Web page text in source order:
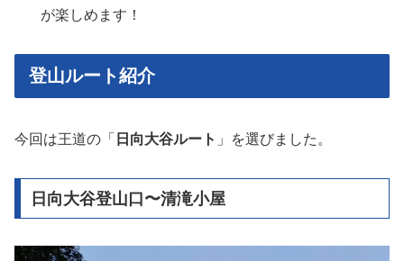
が楽しめます！
登山ルート紹介
今回は王道の「 日向大谷ルート 」を選びました。
日向大谷登山口〜清滝小屋